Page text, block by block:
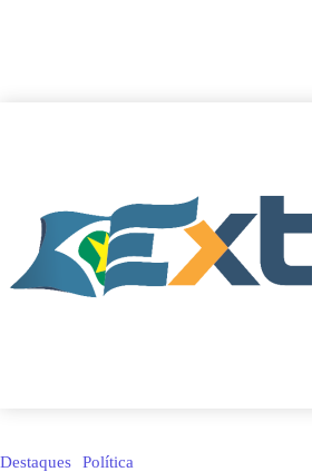
Destaques Política